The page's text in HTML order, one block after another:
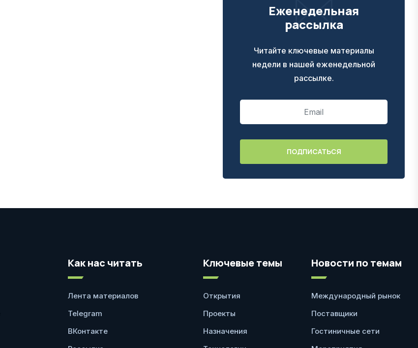
Еженедельная
рассылка
Читайте ключевые материалы
недели в нашей еженедельной
рассылке.
Как нас читать
Лента материалов
Telegram
ВКонтакте
Ключевые темы
Открытия
Проекты
Назначения
Новости по темам
Международный рынок
Поставщики
Гостиничные сети